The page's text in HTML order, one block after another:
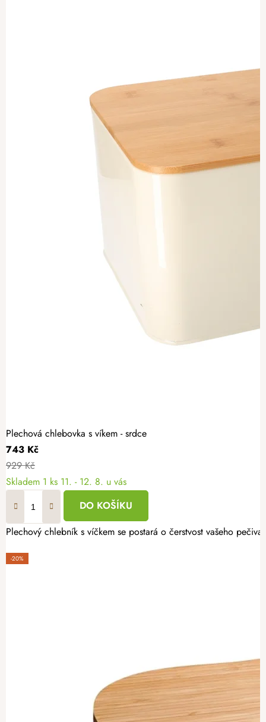
Plechová chlebovka s víkem - srdce
743 Kč
929 Kč
Skladem 1 ks 11. - 12. 8. u vás
DO KOŠÍKU
Plechový chlebník s víčkem se postará o čerstvost vašeho
-20%